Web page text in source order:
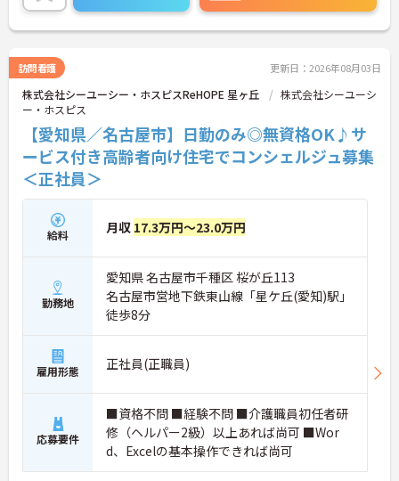
訪問看護 更新日：2026年08月03日
株式会社シーユーシー・ホスピスReHOPE 星ヶ丘
株式会社シーユーシ
ー・ホスピス
【愛知県／名古屋市】日勤のみ◎無資格OK♪サ
ービス付き高齢者向け住宅でコンシェルジュ募集
＜正社員＞
給料 月収 17.3万円～23.0万円
勤務地
愛知県 名古屋市千種区 桜が丘113
名古屋市営地下鉄東山線「星ケ丘(愛知)駅」
徒歩8分
雇用形態 正社員(正職員)
応募要件
■資格不問 ■経験不問 ■介護職員初任者研
修（ヘルパー2級）以上あれば尚可 ■Wor
d、Excelの基本操作できれば尚可